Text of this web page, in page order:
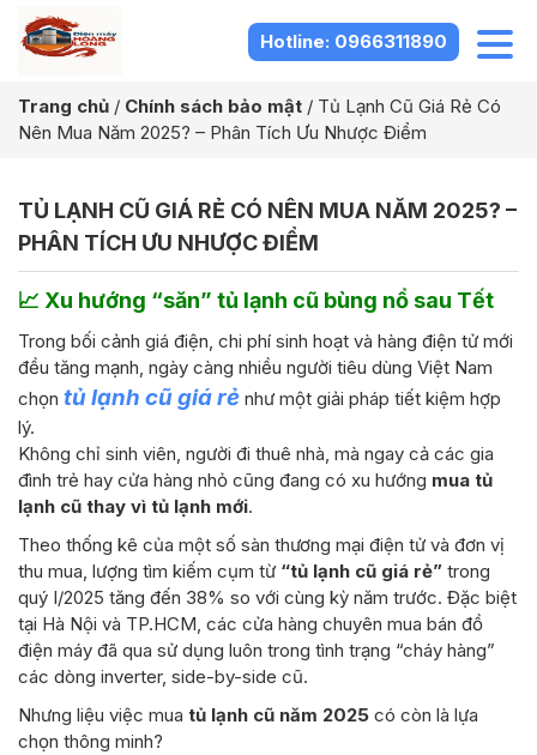
Hotline: 0966311890
Trang chủ / Chính sách bảo mật / Tủ Lạnh Cũ Giá Rẻ Có
Nên Mua Năm 2025? – Phân Tích Ưu Nhược Điểm
TỦ LẠNH CŨ GIÁ RẺ CÓ NÊN MUA NĂM 2025? –
PHÂN TÍCH ƯU NHƯỢC ĐIỂM
📈 Xu hướng “săn” tủ lạnh cũ bùng nổ sau Tết
Trong bối cảnh giá điện, chi phí sinh hoạt và hàng điện tử mới
đều tăng mạnh, ngày càng nhiều người tiêu dùng Việt Nam
chọn tủ lạnh cũ giá rẻ như một giải pháp tiết kiệm hợp
lý.
Không chỉ sinh viên, người đi thuê nhà, mà ngay cả các gia
đình trẻ hay cửa hàng nhỏ cũng đang có xu hướng mua tủ
lạnh cũ thay vì tủ lạnh mới.
Theo thống kê của một số sàn thương mại điện tử và đơn vị
thu mua, lượng tìm kiếm cụm từ “tủ lạnh cũ giá rẻ” trong
quý I/2025 tăng đến 38% so với cùng kỳ năm trước. Đặc biệt
tại Hà Nội và TP.HCM, các cửa hàng chuyên mua bán đồ
điện máy đã qua sử dụng luôn trong tình trạng “cháy hàng”
các dòng inverter, side-by-side cũ.
Nhưng liệu việc mua tủ lạnh cũ năm 2025 có còn là lựa
chọn thông minh?